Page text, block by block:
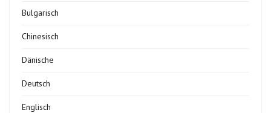
Bulgarisch
Chinesisch
Dänische
Deutsch
Englisch